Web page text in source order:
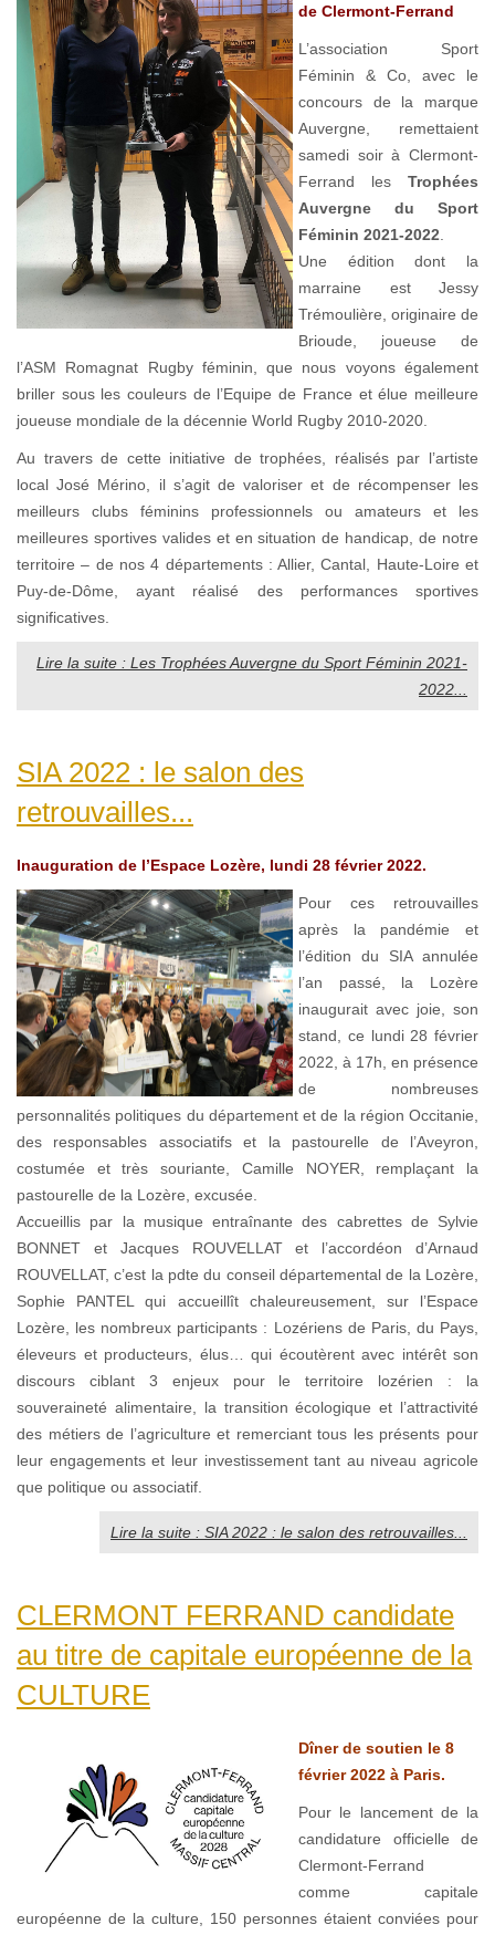
de Clermont-Ferrand
L’association Sport
Féminin & Co, avec le
concours de la marque
Auvergne, remettaient
samedi soir à Clermont-
Ferrand les Trophées
Auvergne du Sport
Féminin 2021-2022
Une édition dont la
marraine est Jessy
Trémoulière, originaire de
Brioude, joueuse de
l’ASM Romagnat Rugby féminin, que nous voyons également
briller sous les couleurs de l’Equipe de France et élue meilleure
joueuse mondiale de la décennie World Rugby 2010-2020.
Au travers de cette initiative de trophées, réalisés par l’artiste
local José Mérino, il s’agit de valoriser et de récompenser les
meilleurs clubs féminins professionnels ou amateurs et les
meilleures sportives valides et en situation de handicap, de notre
territoire – de nos 4 départements : Allier, Cantal, Haute-Loire et
Puy-de-Dôme, ayant réalisé des performances sportives
significatives.
Lire la suite : Les Trophées Auvergne du Sport Féminin 2021-
2022...
SIA 2022 : le salon des
retrouvailles...
Inauguration de l’Espace Lozère, lundi 28 février 2022.
Pour ces retrouvailles
après la pandémie et
l’édition du SIA annulée
l’an passé, la Lozère
inaugurait avec joie, son
stand, ce lundi 28 février
2022, à 17h, en présence
de nombreuses
personnalités politiques du département et de la région Occitanie,
des responsables associatifs et la pastourelle de l’Aveyron,
costumée et très souriante, Camille NOYER, remplaçant la
pastourelle de la Lozère, excusée.
Accueillis par la musique entraînante des cabrettes de Sylvie
BONNET et Jacques ROUVELLAT et l’accordéon d’Arnaud
ROUVELLAT, c’est la pdte du conseil départemental de la Lozère,
Sophie PANTEL qui accueillît chaleureusement, sur l’Espace
Lozère, les nombreux participants : Lozériens de Paris, du Pays,
éleveurs et producteurs, élus… qui écoutèrent avec intérêt son
discours ciblant 3 enjeux pour le territoire lozérien : la
souveraineté alimentaire, la transition écologique et l’attractivité
des métiers de l’agriculture et remerciant tous les présents pour
leur engagements et leur investissement tant au niveau agricole
que politique ou associatif.
Lire la suite : SIA 2022 : le salon des retrouvailles...
CLERMONT FERRAND candidate
au titre de capitale européenne de la
CULTURE
Dîner de soutien le 8
février 2022 à Paris.
Pour le lancement de la
candidature officielle de
Clermont-Ferrand
comme capitale
européenne de la culture, 150 personnes étaient conviées pour